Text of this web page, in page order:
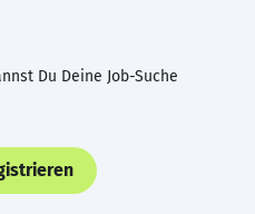
Du Deine Job-Suche